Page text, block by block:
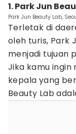
1. Park Jun
Park Jun Beauty Lab,
Terletak di
oleh turis, Park
menjadi tujuan
Jika kamu
kepala yang
Beauty Lab